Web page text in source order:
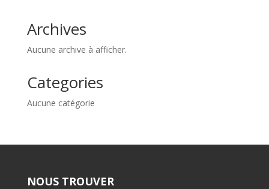
Archives
Aucune archive à afficher.
Categories
Aucune catégorie
NOUS TROUVER